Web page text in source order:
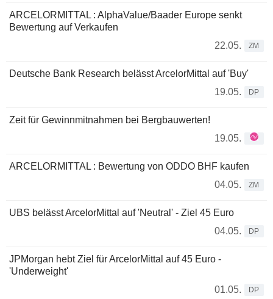
ARCELORMITTAL : AlphaValue/Baader Europe senkt
Bewertung auf Verkaufen
22.05.
ZM
Deutsche Bank Research belässt ArcelorMittal auf 'Buy'
19.05.
DP
Zeit für Gewinnmitnahmen bei Bergbauwerten!
19.05.
ARCELORMITTAL : Bewertung von ODDO BHF kaufen
04.05.
ZM
UBS belässt ArcelorMittal auf 'Neutral' - Ziel 45 Euro
04.05.
DP
JPMorgan hebt Ziel für ArcelorMittal auf 45 Euro -
'Underweight'
01.05.
DP